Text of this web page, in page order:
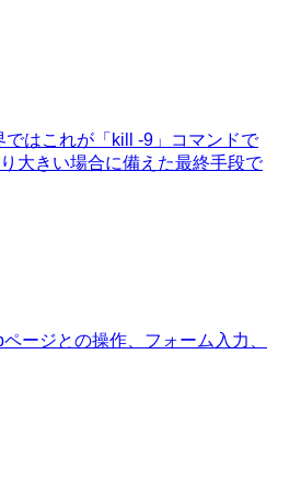
はこれが「kill -9」コマンドで
大きい場合に備えた最終手段で
ージとの操作、フォーム入力、